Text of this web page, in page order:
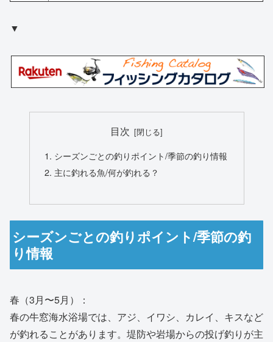
▼
目次
シーズンごとの釣りポイント/季節の釣り情報
主に釣れる魚/何が釣れる？
シーズンごとの釣りポイント/季節の釣
り情報
春（3月〜5月）：
春の牛窓海水浴場では、アジ、イワシ、カレイ、キスなど
が釣れることがあります。堤防や岩場からの投げ釣りが主